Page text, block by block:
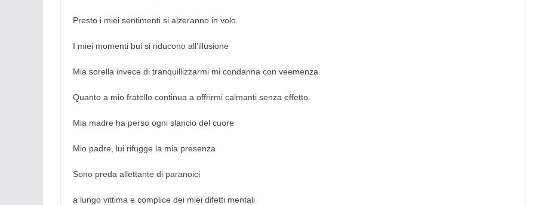
Presto i miei sentimenti si alzeranno in volo.
I miei momenti bui si riducono all’illusione
Mia sorella invece di tranquillizzarmi mi condanna con veemenza
Quanto a mio fratello continua a offrirmi calmanti senza effetto.
Mia madre ha perso ogni slancio del cuore
Mio padre, lui rifugge la mia presenza
Sono preda allettante di paranoici
a lungo vittima e complice dei miei difetti mentali